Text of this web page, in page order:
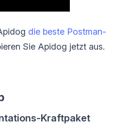
die beste Postman-
Sie Apidog jetzt aus.
Kraftpaket